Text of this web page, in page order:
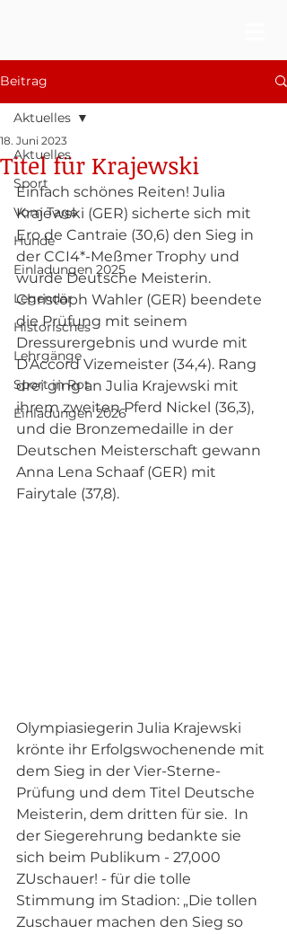
Beitrag
Aktuelles
Sport
Vom Tage
Hunde
Einladungen 2025
Legendär
Historisches
Lehrgänge
Sport in Rot
Einladungen 2026
Aktuelles
Titel für Krajewski
18. Juni 2023
Einfach schönes Reiten! Julia
Krajewski (GER) sicherte sich mit
Ero de Cantraie (30,6) den Sieg in
der CCI4*-Meßmer Trophy und
wurde Deutsche Meisterin.
Christoph Wahler (GER) beendete
die Prüfung mit seinem
Dressurergebnis und wurde mit
D’Accord Vizemeister (34,4). Rang
drei ging an Julia Krajewski mit
ihrem zweiten Pferd Nickel (36,3),
und die Bronzemedaille in der
Deutschen Meisterschaft gewann
Anna Lena Schaaf (GER) mit
Fairytale (37,8).
Olympiasiegerin Julia Krajewski
krönte ihr Erfolgswochenende mit
dem Sieg in der Vier-Sterne-
Prüfung und dem Titel Deutsche
Meisterin, dem dritten für sie.  In
der Siegerehrung bedankte sie
sich beim Publikum - 27,000
ZUschauer! - für die tolle
Stimmung im Stadion: „Die tollen
Zuschauer machen den Sieg so